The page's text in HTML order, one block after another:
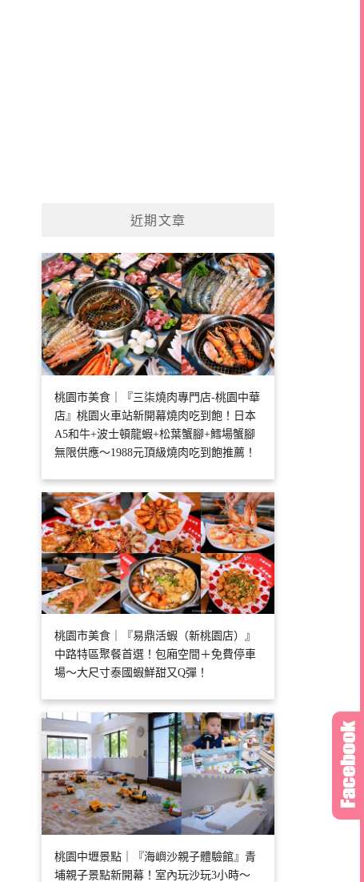
近期文章
桃園市美食｜『三柒燒肉專門店-桃園中華
店』桃園火車站新開幕燒肉吃到飽！日本
A5和牛+波士頓龍蝦+松葉蟹腳+鱈場蟹腳
無限供應～1988元頂級燒肉吃到飽推薦！
桃園市美食｜『易鼎活蝦（新桃園店）』
中路特區聚餐首選！包廂空間＋免費停車
場～大尺寸泰國蝦鮮甜又Q彈！
桃園中壢景點｜『海嶼沙親子體驗館』青
埔親子景點新開幕！室內玩沙玩3小時～